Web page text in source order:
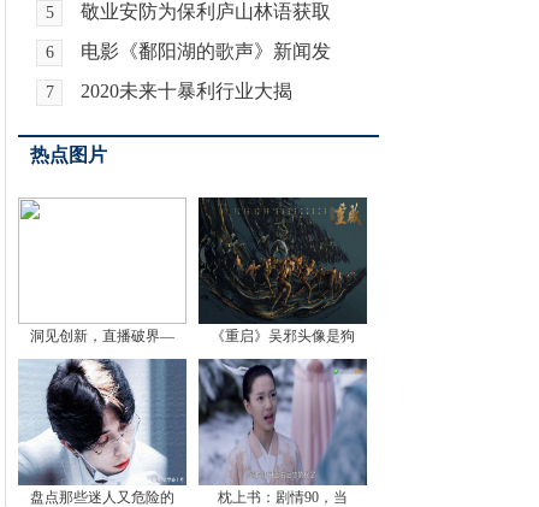
5 敬业安防为保利庐山林语获取
6 电影《鄱阳湖的歌声》新闻发
7 2020未来十暴利行业大揭
热点图片
洞见创新，直播破界— 《重启》吴邪头像是狗
盘点那些迷人又危险的 枕上书：剧情90，当